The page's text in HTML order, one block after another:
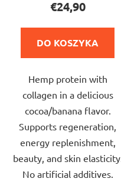
wynosi
5,0
na
gwiazdek.
€24,90
DO KOSZYKA
Hemp protein with
collagen in a delicious
cocoa/banana flavor.
Supports regeneration,
energy replenishment,
beauty, and skin elasticity.
No artificial additives.